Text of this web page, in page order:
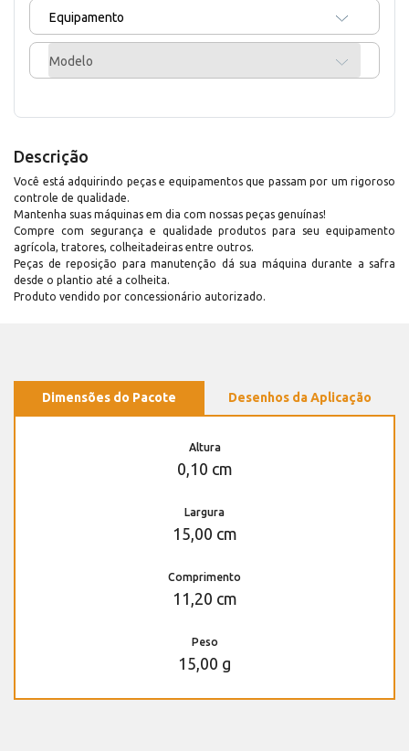
Equipamento
Modelo
Descrição
Você está adquirindo peças e equipamentos que passam por um rigoroso
controle de qualidade.
Mantenha suas máquinas em dia com nossas peças genuínas!
Compre com segurança e qualidade produtos para seu equipamento
agrícola, tratores, colheitadeiras entre outros.
Peças de reposição para manutenção dá sua máquina durante a safra
desde o plantio até a colheita.
Produto vendido por concessionário autorizado.
Dimensões do Pacote Desenhos da Aplicação
Altura
0,10 cm
Largura
15,00 cm
Comprimento
11,20 cm
Peso
15,00 g